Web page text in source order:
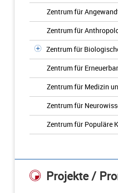
Zentrum für
Zentrum für
Zentrum für
Zentrum für
Zentrum für Medizin
Zentrum für
Zentrum für Populäre
Projekte /